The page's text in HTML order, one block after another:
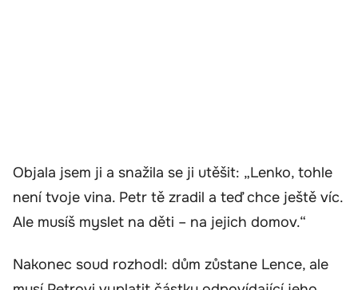
Objala jsem ji a snažila se ji utěšit: „Lenko, tohle
není tvoje vina. Petr tě zradil a teď chce ještě víc.
Ale musíš myslet na děti – na jejich domov.“
Nakonec soud rozhodl: dům zůstane Lence, ale